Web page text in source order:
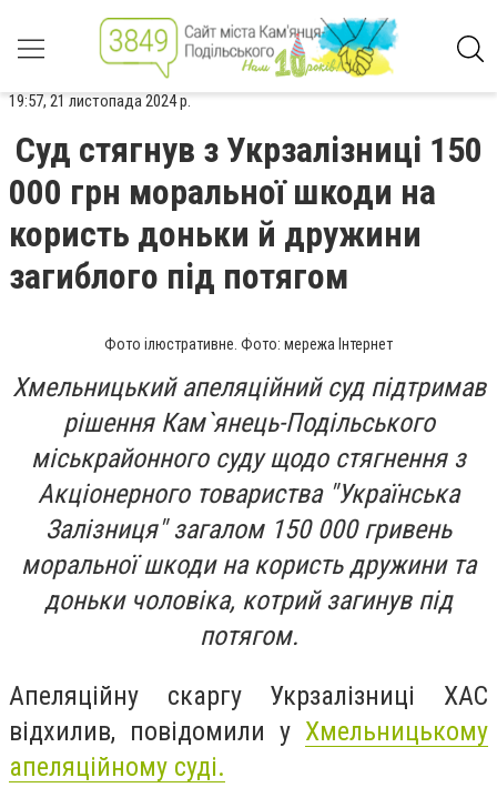
19:57, 21 листопада 2024 р.
Суд стягнув з Укрзалізниці 150
000 грн моральної шкоди на
користь доньки й дружини
загиблого під потягом
Фото ілюстративне. Фото: мережа Інтернет
Хмельницький апеляційний суд підтримав
рішення Кам`янець-Подільського
міськрайонного суду щодо стягнення з
Акціонерного товариства "Українська
Залізниця" загалом 150 000 гривень
моральної шкоди на користь дружини та
доньки чоловіка, котрий загинув під
потягом.
Апеляційну скаргу Укрзалізниці ХАС
відхилив, повідомили у Хмельницькому
апеляційному суді.